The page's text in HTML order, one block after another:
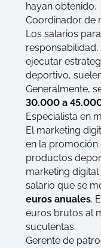
hayan obtenido.
Coordinador de
Los salarios
ejecutar
deportivo,
Generalmente,
30.000 a
Especialista en
El marketing
en la
productos
marketing
salario que se
euros anuales.
euros brutos al
suculentas.
Gerente de